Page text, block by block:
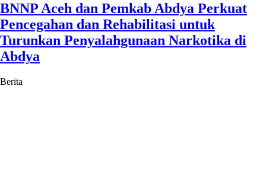
BNNP Aceh dan Pemkab Abdya Perkuat
Pencegahan dan Rehabilitasi untuk
Turunkan Penyalahgunaan Narkotika di
Abdya
Berita